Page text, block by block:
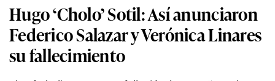
Hugo ‘Cholo’ Sotil: Así anunciaron
Federico Salazar y Verónica Linares
su fallecimiento